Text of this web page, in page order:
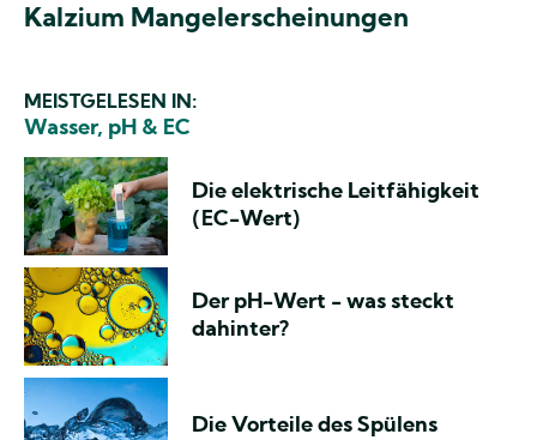
Kalzium Mangelerscheinungen
MEISTGELESEN IN:
Wasser, pH & EC
Die elektrische Leitfähigkeit
(EC-Wert)
Der pH-Wert - was steckt
dahinter?
Die Vorteile des Spülens